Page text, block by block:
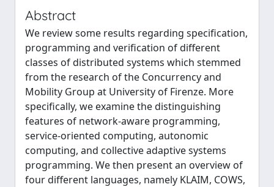
Abstract
We review some results regarding specification,
programming and verification of different
classes of distributed systems which stemmed
from the research of the Concurrency and
Mobility Group at University of Firenze. More
specifically, we examine the distinguishing
features of network-aware programming,
service-oriented computing, autonomic
computing, and collective adaptive systems
programming. We then present an overview of
four different languages, namely KLAIM, COWS,